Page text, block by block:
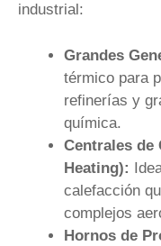
industrial:
Grandes
térmico para
refinerías y
química.
Centrales de
Heating):
calefacción
complejos
Hornos de